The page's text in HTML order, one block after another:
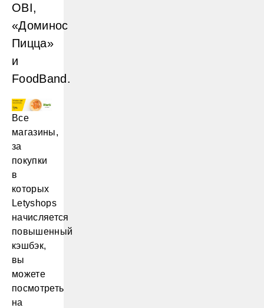
OBI,
«Доминос
Пицца»
и
FoodBand.
Все
магазины,
за
покупки
в
которых
Letyshops
начисляется
повышенный
кэшбэк,
вы
можете
посмотреть
на